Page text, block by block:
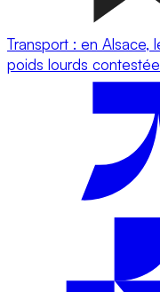
Transport : en Alsace,
poids lourds contestée